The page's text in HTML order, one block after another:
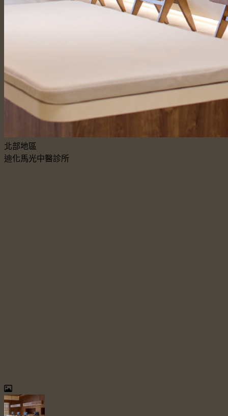
北部地區
迪化馬光中醫診所